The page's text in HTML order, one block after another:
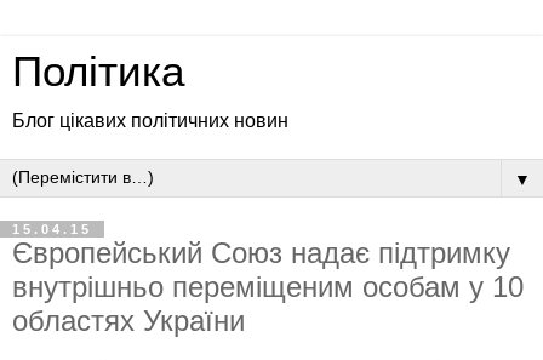
Політика
Блог цікавих політичних новин
▼
15.04.15
Європейський Союз надає підтримку
внутрішньо переміщеним особам у 10
областях України